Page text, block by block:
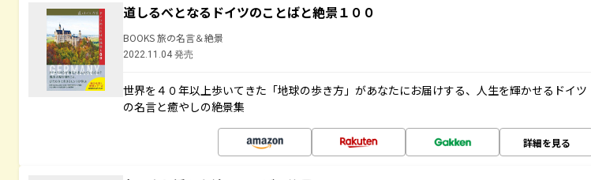
道しるべとなるドイツのことばと絶景１００
BOOKS 旅の名言＆絶景
2022.11.04 発売
世界を４０年以上歩いてきた「地球の歩き方」があなたにお届けする、人生を輝かせるドイツ
の名言と癒やしの絶景集
詳細を見る